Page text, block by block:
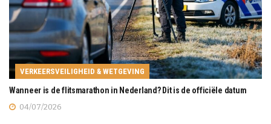
VERKEERSVEILIGHEID & WETGEVING
Wanneer is de flitsmarathon in Nederland? Dit is de officiële datum
04/07/2026